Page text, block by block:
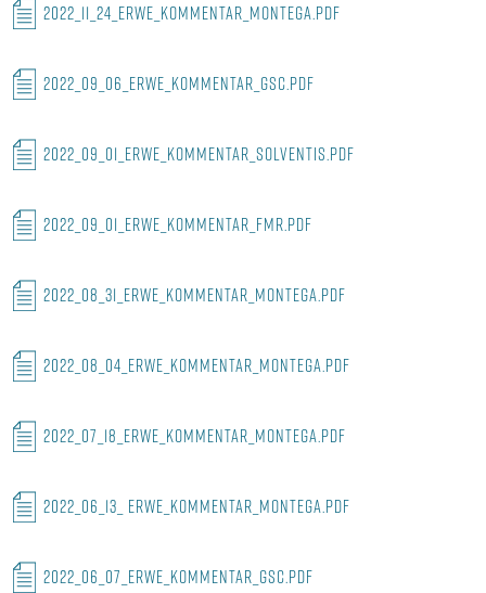
2022_11_24_ERWE_KOMMENTAR_MONTEGA.PDF
2022_09_06_ERWE_KOMMENTAR_GSC.PDF
2022_09_01_ERWE_KOMMENTAR_SOLVENTIS.PDF
2022_09_01_ERWE_KOMMENTAR_FMR.PDF
2022_08_31_ERWE_KOMMENTAR_MONTEGA.PDF
2022_08_04_ERWE_KOMMENTAR_MONTEGA.PDF
2022_07_18_ERWE_KOMMENTAR_MONTEGA.PDF
2022_06_13_ ERWE_KOMMENTAR_MONTEGA.PDF
2022_06_07_ERWE_KOMMENTAR_GSC.PDF